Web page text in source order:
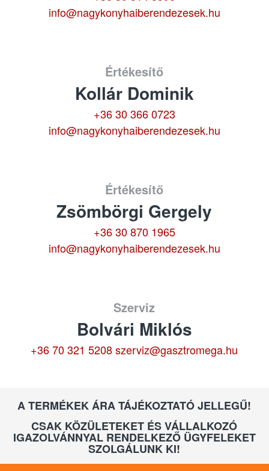
info@nagykonyhaiberendezesek.hu
Értékesítő
Kollár Dominik
+36 30 366 0723
info@nagykonyhaiberendezesek.hu
Értékesítő
Zsömbörgi Gergely
+36 30 870 1965
info@nagykonyhaiberendezesek.hu
Szerviz
Bolvári Miklós
+36 70 321 5208 szerviz@gasztromega.hu
A TERMÉKEK ÁRA TÁJÉKOZTATÓ JELLEGŰ!
CSAK KÖZÜLETEKET ÉS VÁLLALKOZÓ
IGAZOLVÁNNYAL RENDELKEZŐ ÜGYFELEKET
SZOLGÁLUNK KI!